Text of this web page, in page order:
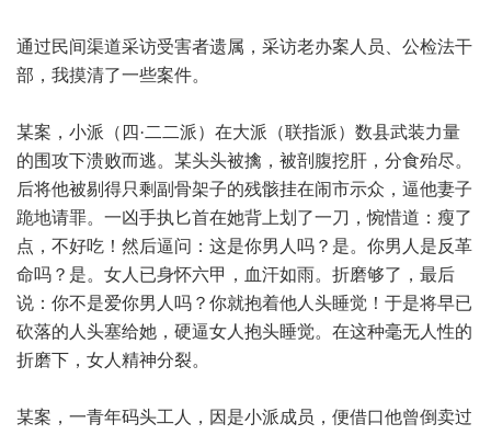
通过民间渠道采访受害者遗属，采访老办案人员、公检法干
部，我摸清了一些案件。
某案，小派（四·二二派）在大派（联指派）数县武装力量
的围攻下溃败而逃。某头头被擒，被剖腹挖肝，分食殆尽。
后将他被剔得只剩副骨架子的残骸挂在闹市示众，逼他妻子
跪地请罪。一凶手执匕首在她背上划了一刀，惋惜道：瘦了
点，不好吃！然后逼问：这是你男人吗？是。你男人是反革
命吗？是。女人已身怀六甲，血汗如雨。折磨够了，最后
说：你不是爱你男人吗？你就抱着他人头睡觉！于是将早已
砍落的人头塞给她，硬逼女人抱头睡觉。在这种毫无人性的
折磨下，女人精神分裂。
某案，一青年码头工人，因是小派成员，便借口他曾倒卖过